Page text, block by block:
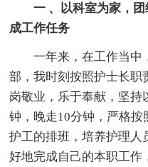
一 、以科室为家，
成工作任务
一年来，在工作当中
部，我时刻按照护士长职
岗敬业，乐于奉献，坚持
钟，晚走10分钟，严格
护工的排班，培养护理人
好地完成自己的本职工作